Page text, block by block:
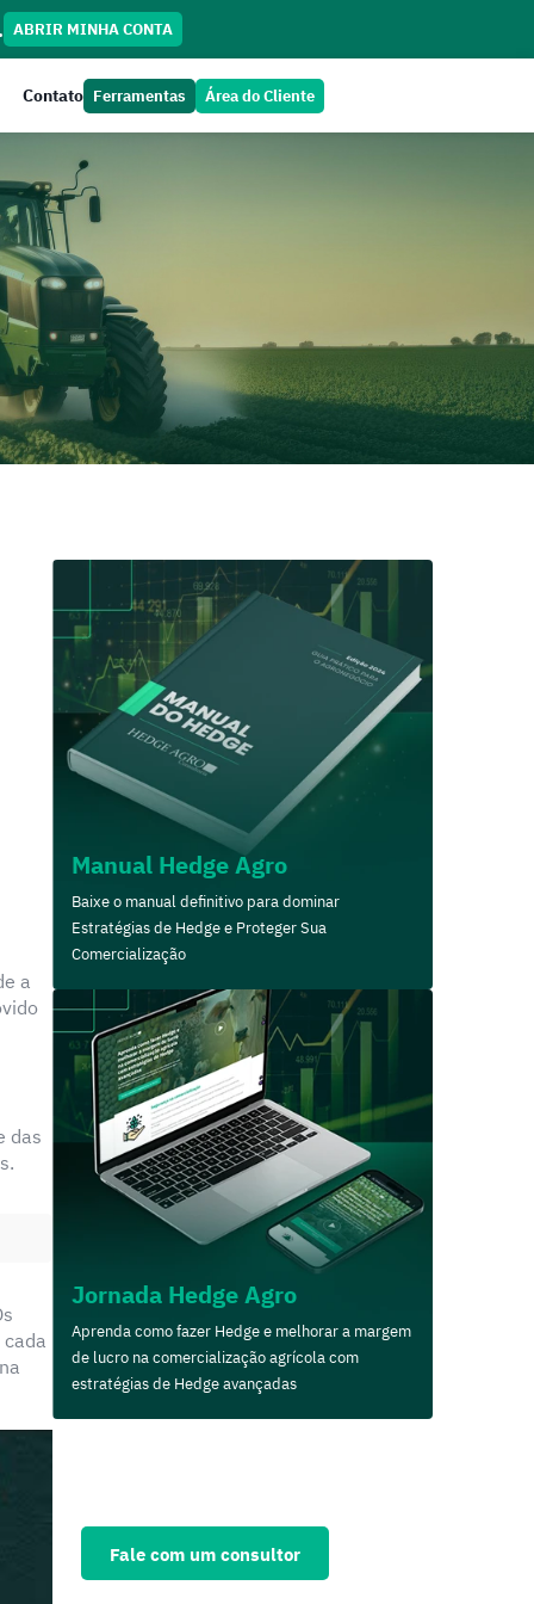
ABRIR MINHA CONTA
Contato Ferramentas Área do Cliente
a
das
Manual Hedge Agro
Baixe o manual definitivo para dominar
Estratégias de Hedge e Proteger Sua
Comercialização
Jornada Hedge Agro
Aprenda como fazer Hedge e melhorar a margem
de lucro na comercialização agrícola com
estratégias de Hedge avançadas
Fale com um consultor